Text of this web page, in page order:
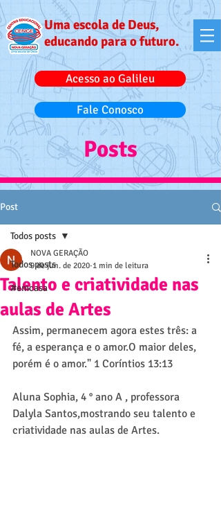
Uma escola de Deus,
educando para o futuro.
Acesso ao Galileu
Fale Conosco
Posts
Post
Todos posts
#emcasa
Todos posts
Talento e criatividade nas
aulas de Artes
NOVA GERAÇÃO
9 de jun. de 2020 1 min de leitura
Assim, permanecem agora estes três: a
fé, a esperança e o amor.O maior deles,
porém é o amor." 1 Coríntios 13:13
Aluna Sophia, 4 ° ano A , professora
Dalyla Santos,mostrando seu talento e
criatividade nas aulas de Artes.